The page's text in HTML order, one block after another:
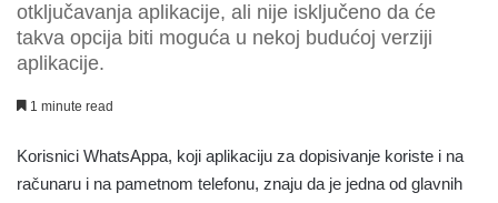
otključavanja aplikacije, ali nije isključeno da će
takva opcija biti moguća u nekoj budućoj verziji
aplikacije.
1 minute read
Korisnici WhatsAppa, koji aplikaciju za dopisivanje koriste i na
računaru i na pametnom telefonu, znaju da je jedna od glavnih